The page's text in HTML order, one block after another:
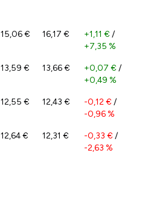
15,06 € 16,17 € +1,11 € /
+7,35 %
13,59 € 13,66 € +0,07 € /
+0,49 %
12,55 € 12,43 € -0,12 € /
-0,96 %
12,64 € 12,31 € -0,33 € /
-2,63 %